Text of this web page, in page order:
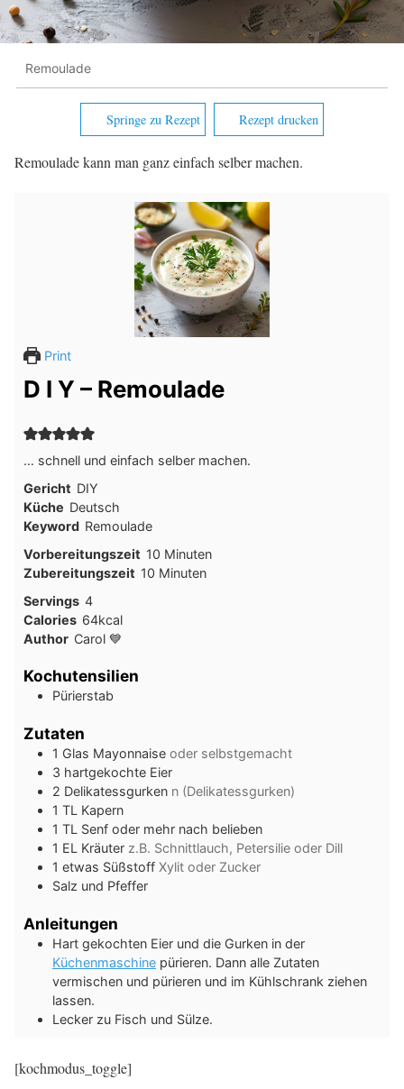
Remoulade
Springe zu Rezept Rezept drucken
Remoulade kann man ganz einfach selber machen.
Print
D I Y – Remoulade
… schnell und einfach selber machen.
Gericht DIY
Küche Deutsch
Keyword Remoulade
Vorbereitungszeit 10Minuten
Minuten
Zubereitungszeit 10Minuten
Minuten
Servings 4
Calories 64kcal
Author Carol 💙
Kochutensilien
Pürierstab
Zutaten
1 Glas Mayonnaise oder selbstgemacht
3 hartgekochte Eier
2 Delikatessgurken n (Delikatessgurken)
1 TL Kapern
1 TL Senf oder mehr nach belieben
1 EL Kräuter z.B. Schnittlauch, Petersilie oder Dill
1 etwas Süßstoff Xylit oder Zucker
Salz und Pfeffer
Anleitungen
Hart gekochten Eier und die Gurken in der
Küchenmaschine pürieren. Dann alle Zutaten
vermischen und pürieren und im Kühlschrank ziehen
lassen.
Lecker zu Fisch und Sülze.
[kochmodus_toggle]